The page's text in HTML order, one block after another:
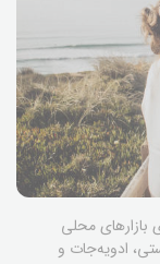
محلی
ادویه‌جات و